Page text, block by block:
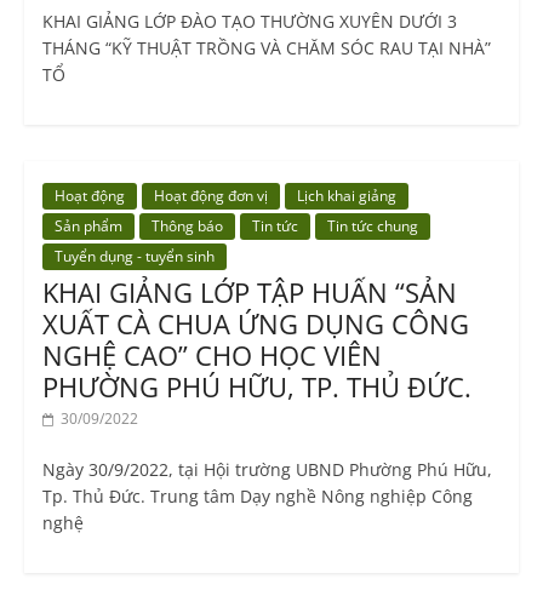
KHAI GIẢNG LỚP ĐÀO TẠO THƯỜNG XUYÊN DƯỚI 3
THÁNG “KỸ THUẬT TRỒNG VÀ CHĂM SÓC RAU TẠI NHÀ”
TỔ
Hoạt động Hoạt động đơn vị
Lịch khai giảng
Sản phẩm
Thông báo Tin tức
Tin tức chung
Tuyển dụng - tuyển sinh
KHAI GIẢNG LỚP TẬP HUẤN “SẢN
XUẤT CÀ CHUA ỨNG DỤNG CÔNG
NGHỆ CAO” CHO HỌC VIÊN
PHƯỜNG PHÚ HỮU, TP. THỦ ĐỨC.
30/09/2022
Ngày 30/9/2022, tại Hội trường UBND Phường Phú Hữu,
Tp. Thủ Đức. Trung tâm Dạy nghề Nông nghiệp Công
nghệ